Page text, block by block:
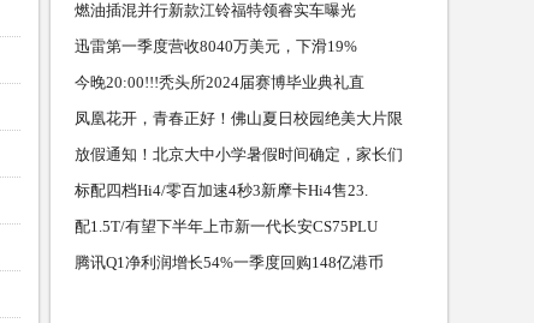
燃油插混并行新款江铃福特领睿实车曝光
迅雷第一季度营收8040万美元，下滑19%
今晚20:00!!!秃头所2024届赛博毕业典礼直
凤凰花开，青春正好！佛山夏日校园绝美大片限
放假通知！北京大中小学暑假时间确定，家长们
标配四档Hi4/零百加速4秒3新摩卡Hi4售23.
配1.5T/有望下半年上市新一代长安CS75PLU
腾讯Q1净利润增长54%一季度回购148亿港币